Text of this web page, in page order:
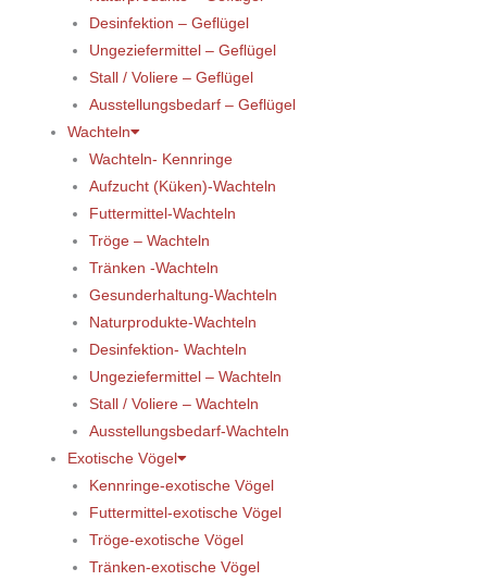
Desinfektion – Geflügel
Ungeziefermittel – Geflügel
Stall / Voliere – Geflügel
Ausstellungsbedarf – Geflügel
Wachteln
Wachteln- Kennringe
Aufzucht (Küken)-Wachteln
Futtermittel-Wachteln
Tröge – Wachteln
Tränken -Wachteln
Gesunderhaltung-Wachteln
Naturprodukte-Wachteln
Desinfektion- Wachteln
Ungeziefermittel – Wachteln
Stall / Voliere – Wachteln
Ausstellungsbedarf-Wachteln
Exotische Vögel
Kennringe-exotische Vögel
Futtermittel-exotische Vögel
Tröge-exotische Vögel
Tränken-exotische Vögel